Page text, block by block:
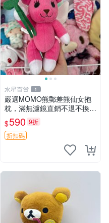
水星百貨 1
嚴選MOMO熊郵差熊仙女抱
枕，滿無濾鏡直銷不退不換
經典造型可愛必備 紅薯啵啵
間抱枕 抱枕 時尚
$590 9折
折扣碼